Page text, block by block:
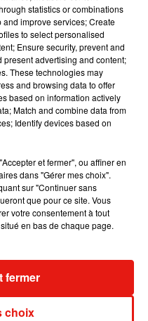
ans connue sous le nom
de 730 000 followers, a
d'Harry Styles. Depuis,
plus de 3 millions de vues
est l'un de mes loisirs
et je m'y suis
En tant que fan
pensé que ce serait une
ajoutant qu'elle avait passé
Si vous ne
voici ce qu'il vous reste
statistics or combinations
improve services; Create
to select personalised
Ensure security, prevent and
present advertising and content;
These technologies may
and browsing data to offer
based on information actively
Match and combine data from
Identify devices based on
et fermer", ou affiner en
dans "Gérer mes choix".
sur "Continuer sans
que pour ce site. Vous
votre consentement à tout
en bas de chaque page.
choix
fermer